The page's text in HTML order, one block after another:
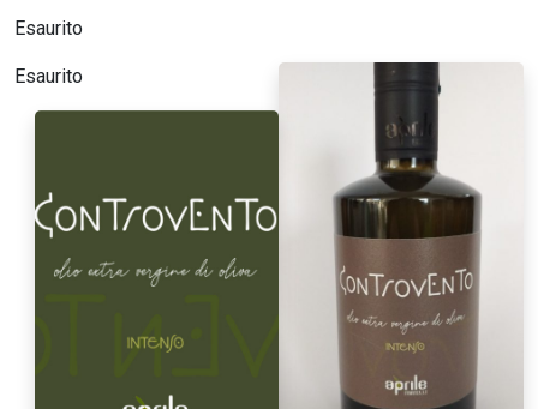
Esaurito
Esaurito